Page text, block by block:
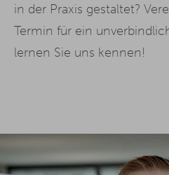
in der Praxis gestaltet?
Termin für ein
lernen Sie uns kennen!